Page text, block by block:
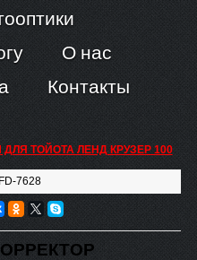
О нас
Контакты
ТОЙОТА ЛЕНД КРУЗЕР 100
7628